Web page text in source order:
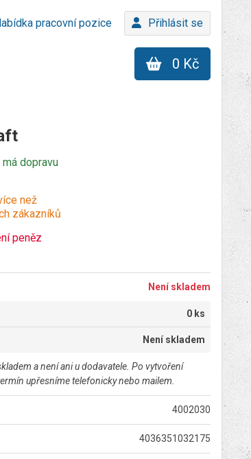
pracovní pozice Přihlásit se
0 Kč
dopravu
než
zákazníků
peněz
Není skladem
0 ks
Není skladem
a není ani u dodavatele. Po vytvoření
upřesníme telefonicky nebo mailem.
4002030
4036351032175